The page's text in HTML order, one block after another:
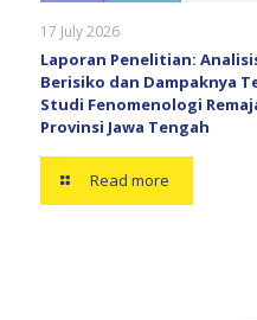
17 July 2026
Laporan Penelitian:
Berisiko dan Dampaknya
Studi Fenomenologi
Provinsi Jawa Tengah
Read more